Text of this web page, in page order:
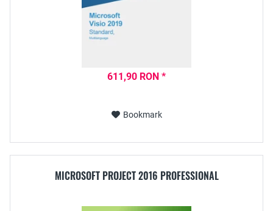
611,90 RON *
Bookmark
MICROSOFT PROJECT 2016 PROFESSIONAL